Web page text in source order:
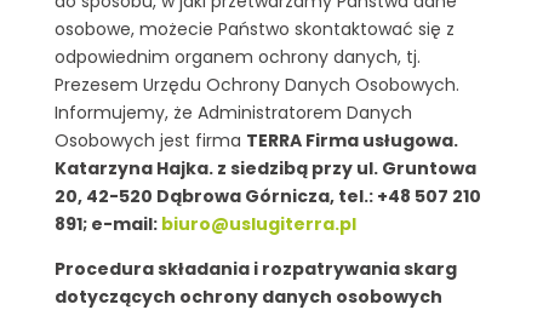
osobowe, możecie Państwo skontaktować się z
odpowiednim organem ochrony danych, tj.
Prezesem Urzędu Ochrony Danych Osobowych.
Informujemy, że Administratorem Danych
Osobowych jest firma TERRA Firma usługowa.
Katarzyna Hajka. z siedzibą przy ul. Gruntowa
20, 42-520 Dąbrowa Górnicza, tel.: +48 507 210
891; e-mail: biuro@uslugiterra.pl
Procedura składania i rozpatrywania skarg
dotyczących ochrony danych osobowych